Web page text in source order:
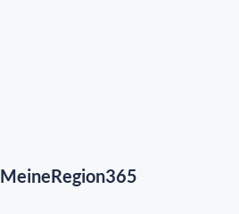
MeineRegion365